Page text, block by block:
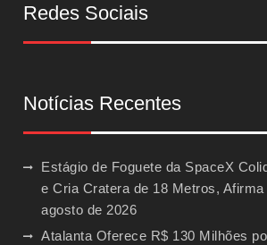
Redes Sociais
Notícias Recentes
Estágio de Foguete da SpaceX
e Cria Cratera de 18 Metros,
agosto de 2026
Atalanta Oferece R$ 130 Milhões